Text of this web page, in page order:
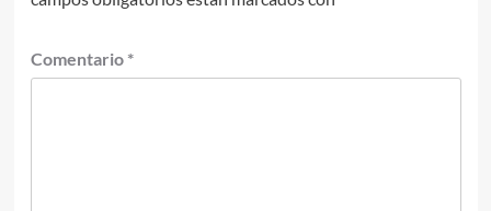
Comentario *